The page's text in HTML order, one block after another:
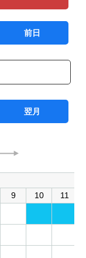
前日
翌月
9 10 11